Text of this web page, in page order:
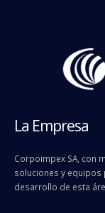
La Empresa
Corpoimpex SA, con
soluciones y equipos
desarrollo de esta